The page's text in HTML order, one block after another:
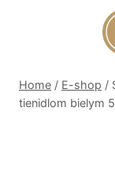
Home / E-shop /
tienidlom bielym